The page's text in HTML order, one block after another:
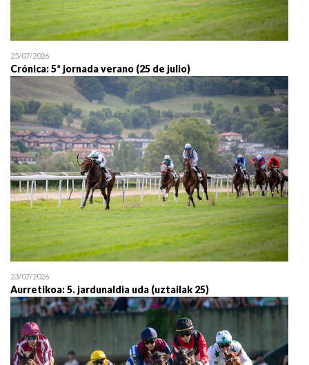
25/07/2026
Crónica: 5ª jornada verano (25 de julio)
23/07/2026
Aurretikoa: 5. jardunaldia uda (uztailak 25)